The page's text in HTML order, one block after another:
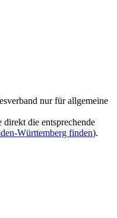
nur für allgemeine
die entsprechende
Württemberg finden).